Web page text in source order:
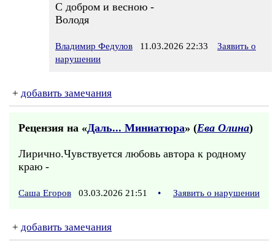
С добром и весною -
Володя
Владимир Федулов 11.03.2026 22:33
Заявить о
нарушении
+ добавить замечания
Рецензия на «Даль... Миниатюра» (Ева Олина)
Лирично.Чувствуется любовь автора к родному
краю -
Саша Егоров 03.03.2026 21:51 • Заявить о нарушении
+ добавить замечания